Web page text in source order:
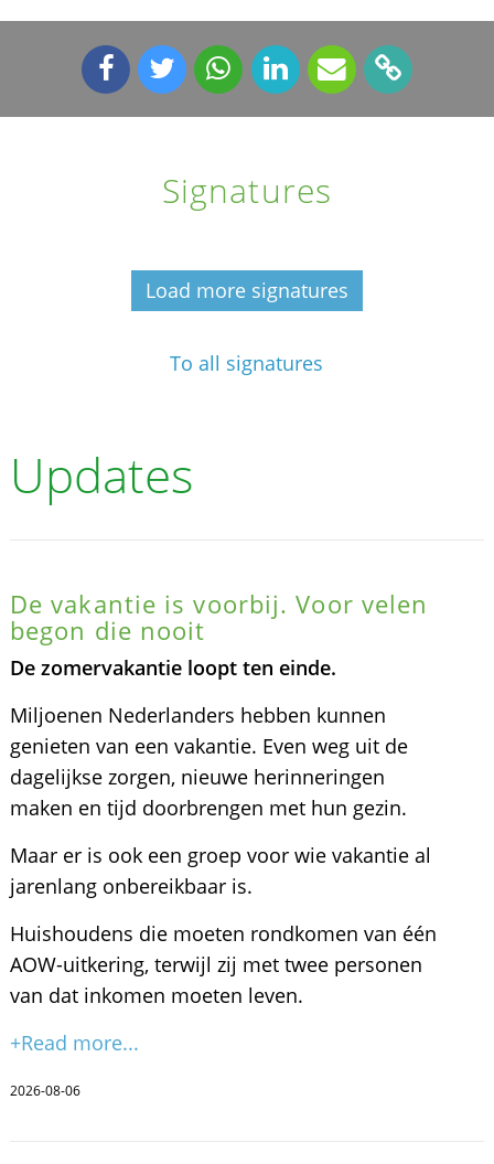
Signatures
Load more signatures
To all signatures
Updates
De vakantie is voorbij. Voor velen
begon die nooit
De zomervakantie loopt ten einde.
Miljoenen Nederlanders hebben kunnen
genieten van een vakantie. Even weg uit de
dagelijkse zorgen, nieuwe herinneringen
maken en tijd doorbrengen met hun gezin.
Maar er is ook een groep voor wie vakantie al
jarenlang onbereikbaar is.
Huishoudens die moeten rondkomen van één
AOW-uitkering, terwijl zij met twee personen
van dat inkomen moeten leven.
+Read more...
2026-08-06